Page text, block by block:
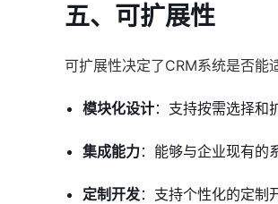
五、可扩展性
可扩展性决定了CRM系统是否能
模块化设计：支持按需选择和
集成能力：能够与企业现有的
定制开发：支持个性化的定制